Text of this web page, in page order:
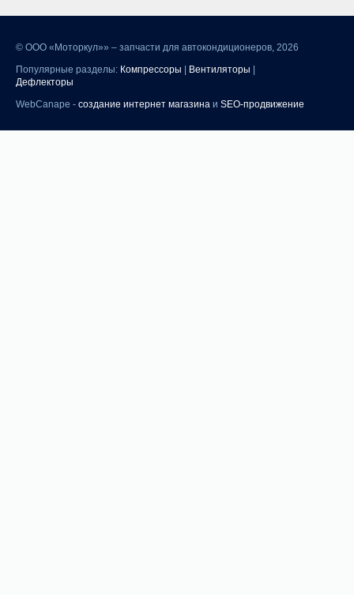
© ООО «Моторкул»» – запчасти для автокондиционеров, 2026
Популярные разделы: Компрессоры Вентиляторы
Дефлекторы
WebCanape - создание интернет магазина и SEO-продвижение